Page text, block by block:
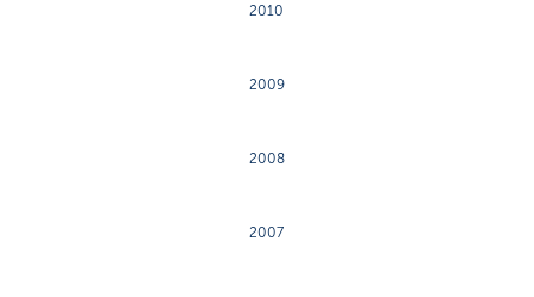
2010
2009
2008
2007